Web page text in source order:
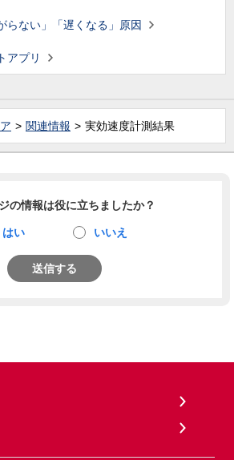
らない」「遅くなる」原因
アプリ
関連情報 実効速度計測結果
の情報は役に立ちましたか？
はい いいえ
送信する